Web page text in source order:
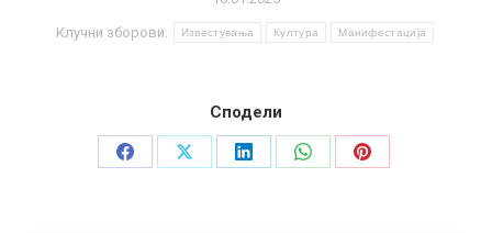
Клучни зборови: Известувања Култура Манифестација
Сподели
Share
Share
Share
Share
Share